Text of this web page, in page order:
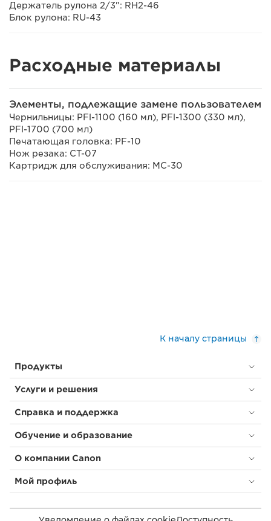
Держатель рулона 2/3": RH2-46
Блок рулона: RU-43
Расходные материалы
Элементы, подлежащие замене пользователем
Чернильницы: PFl-1100 (160 мл), PFl-1300 (330 мл),
PFl-1700 (700 мл)
Печатающая головка: PF-10
Нож резака: CT-07
Картридж для обслуживания: MC-30
К началу страницы
Продукты
Услуги и решения
Справка и поддержка
Обучение и образование
О компании Canon
Мой профиль